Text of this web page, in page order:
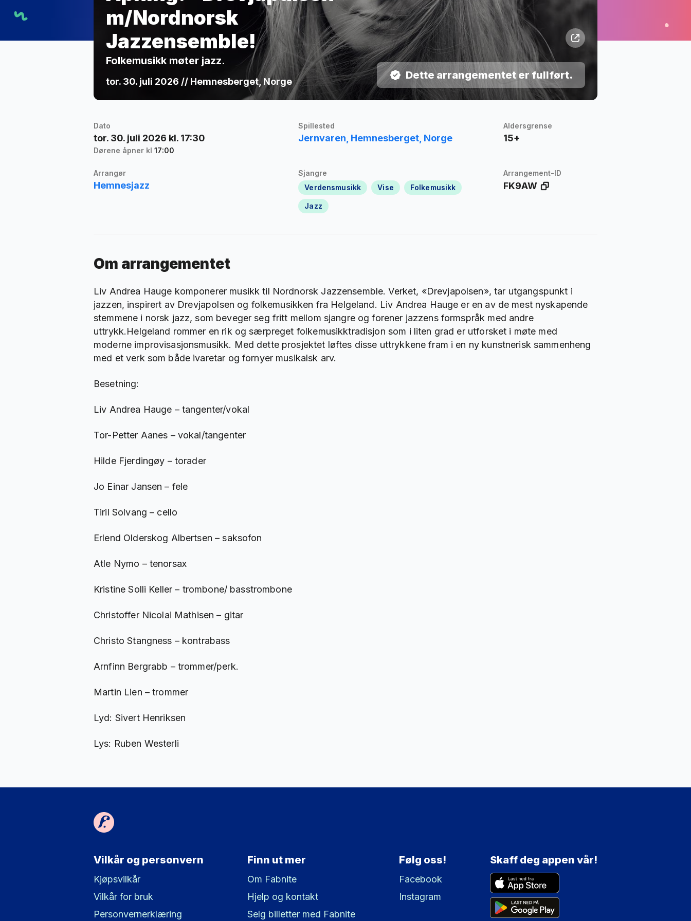
m/Nordnorsk
Jazzensemble!
Folkemusikk møter jazz.
tor. 30. juli 2026 // Hemnesberget, Norge
Dette arrangementet er fullført.
Dato
tor. 30. juli 2026 kl. 17:30
Dørene åpner kl 17:00
Spillested
Jernvaren, Hemnesberget, Norge
Arrangør
Hemnesjazz
Aldersgrense
15+
Arrangement-ID
FK9AW
Sjangre
Verdensmusikk
Vise Folkemusikk
Jazz
Om arrangementet
Liv Andrea Hauge komponerer musikk til Nordnorsk Jazzensemble. Verket, «Drevjapolsen», tar utgangspunkt i
jazzen, inspirert av Drevjapolsen og folkemusikken fra Helgeland. Liv Andrea Hauge er en av de mest nyskapende
stemmene i norsk jazz, som beveger seg fritt mellom sjangre og forener jazzens formspråk med andre
uttrykk.Helgeland rommer en rik og særpreget folkemusikktradisjon som i liten grad er utforsket i møte med
moderne improvisasjonsmusikk. Med dette prosjektet løftes disse uttrykkene fram i en ny kunstnerisk sammenheng
med et verk som både ivaretar og fornyer musikalsk arv.
Besetning:
Liv Andrea Hauge – tangenter/vokal
Tor-Petter Aanes – vokal/tangenter
Hilde Fjerdingøy – torader
Jo Einar Jansen – fele
Tiril Solvang – cello
Erlend Olderskog Albertsen – saksofon
Atle Nymo – tenorsax
Kristine Solli Keller – trombone/ basstrombone
Christoffer Nicolai Mathisen – gitar
Christo Stangness – kontrabass
Arnfinn Bergrabb – trommer/perk.
Martin Lien – trommer
Lyd: Sivert Henriksen
Lys: Ruben Westerli
Vilkår og personvern
Kjøpsvilkår
Vilkår for bruk
Personvernerklæring
Finn ut mer
Om Fabnite
Hjelp og kontakt
Selg billetter med Fabnite
Følg oss!
Facebook
Instagram
Skaff deg appen vår!